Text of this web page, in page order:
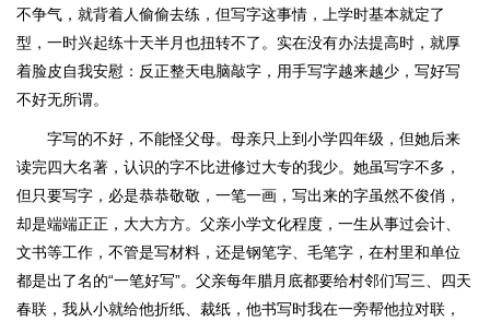
不争气，就背着人偷偷去练，但写字这事情，上学时基本就定了
型，一时兴起练十天半月也扭转不了。实在没有办法提高时，就厚
着脸皮自我安慰：反正整天电脑敲字，用手写字越来越少，写好写
不好无所谓。
字写的不好，不能怪父母。母亲只上到小学四年级，但她后来
读完四大名著，认识的字不比进修过大专的我少。她虽写字不多，
但只要写字，必是恭恭敬敬，一笔一画，写出来的字虽然不俊俏，
却是端端正正，大大方方。父亲小学文化程度，一生从事过会计、
文书等工作，不管是写材料，还是钢笔字、毛笔字，在村里和单位
都是出了名的“一笔好写”。父亲每年腊月底都要给村邻们写三、四天
春联，我从小就给他折纸、裁纸，他书写时我在一旁帮他拉对联，